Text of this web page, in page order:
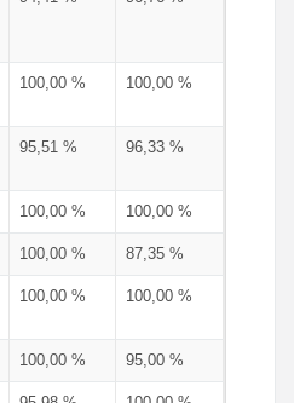
100,00 % 100,00 %
95,51 % 96,33 %
100,00 % 100,00 %
100,00 % 87,35 %
100,00 % 100,00 %
100,00 % 95,00 %